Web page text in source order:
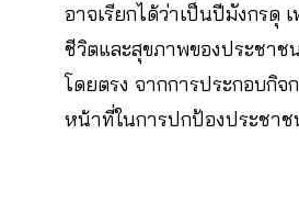
อาจเรียกได้ว่าเป็นปีมังกรดุ
ชีวิตและสุขภาพของประชาช
โดยตรง จากการประกอบกิจ
หน้าที่ในการปกป้องประชาช